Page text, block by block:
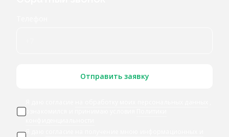
Отправить заявку
ознакомился и принимаю условия
Я даю